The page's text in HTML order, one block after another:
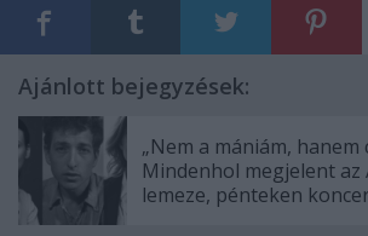
Ajánlott bejegyzések:
„Nem a mániám, hanem
Mindenhol megjelent az
lemeze, pénteken